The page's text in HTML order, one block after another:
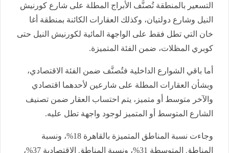
التسعير بالمنطقة تُصنَّف الأبراج المطلة على شارع كورنيش
النيل وشارع دولتيان، وكذلك العقارات الكائنة بمنطقة أغا
خان التي تطل فقط على الواجهة المائية لكورنيش النيل حتى
كوبري المظلات، ضمن الفئة المتميزة.
أما باقي الشوارع الداخلية فتُصنَّف ضمن الفئة الاقتصادي،
وبشأن العقارات المطلة على شارعين لأحدهما اقتصادي
والآخر متوسط أو متميز، يتم احتساب العقار ضمن تصنيف
الشارع المتوسط أو المتميز لوجود واجهة تطل عليه.
وجاءت نسبة المناطق المتميزة بالقاهرة 18%، ونسبة
المناطق المتوسطة 31%، ونسبة المناطق الاقتصادية 37%،